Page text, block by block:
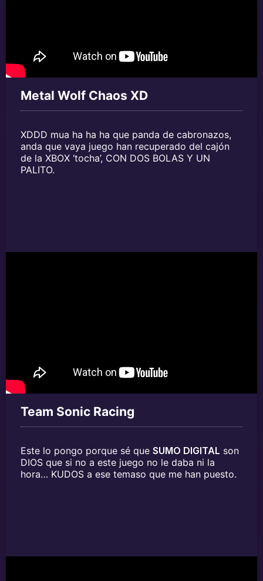
Metal Wolf Chaos XD
XDDD mua ha ha ha que panda de cabronazos,
anda que vaya juego han recuperado del cajón
de la XBOX ‘tocha’, CON DOS BOLAS Y UN
PALITO.
Team Sonic Racing
Este lo pongo porque sé que SUMO DIGITAL son
DIOS que si no a este juego no le daba ni la
hora… KUDOS a ese temaso que me han puesto.